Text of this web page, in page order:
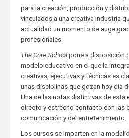
para la creación, producción y
vinculados a una creativa industria
actualidad un momento de auge
profesionales.
The Core Schoolpone a disposición
modelo educativo en el que la
creativas, ejecutivas y técnicas es
unas disciplinas que gozan hoy día
Una de las notas distintivas de esta
directo y estrecho contacto con las
comunicación y del entretenimiento.
Los cursos se imparten en la